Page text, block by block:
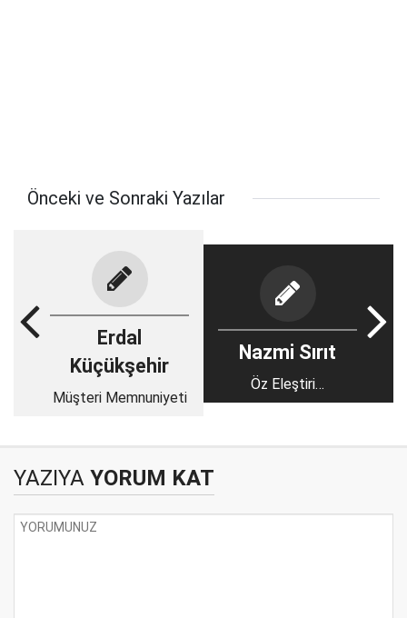
Önceki ve Sonraki Yazılar
Erdal
Küçükşehir
Müşteri Memnuniyeti
Nazmi Sırıt
Öz Eleştiri…
YAZIYA YORUM KAT